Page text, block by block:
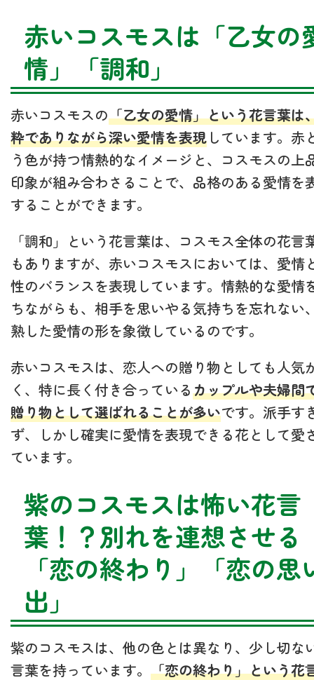
赤いコスモスは「乙女の
情」「調和」
赤いコスモスの「乙女の愛情」という花言葉は
粋でありながら深い愛情を表現 しています。赤
う色が持つ情熱的なイメージと、コスモスの上
印象が組み合わさることで、品格のある愛情を
することができます。
「調和」という花言葉は、コスモス全体の花言
もありますが、赤いコスモスにおいては、愛情
性のバランスを表現しています。情熱的な愛情
ちながらも、相手を思いやる気持ちを忘れない
熟した愛情の形を象徴しているのです。
赤いコスモスは、恋人への贈り物としても人気
く、特に長く付き合っているカップルや夫婦間
贈り物として選ばれることが多いです。派手す
ず、しかし確実に愛情を表現できる花として愛
ています。
紫のコスモスは怖い花言
葉！？別れを連想させる
「恋の終わり」「恋の思
出」
紫のコスモスは、他の色とは異なり、少し切な
言葉を持っています。 「恋の終わり」という花